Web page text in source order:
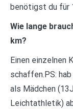
benötigst du für
Wie lange
km?
Einen einzelnen
schaffen.PS:
als Mädchen
Leichtathletik)